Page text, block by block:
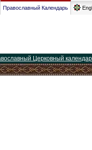
Православный Календарь
Церковный